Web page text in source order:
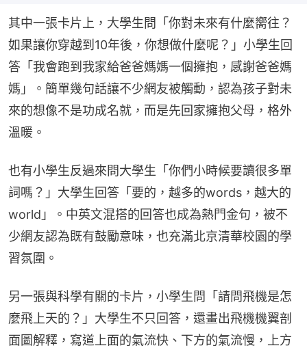
其中一張卡片上，大學生問「你對未來有什麼嚮往？
如果讓你穿越到10年後，你想做什麼呢？」小學生回
答「我會跑到我家給爸爸媽媽一個擁抱，感謝爸爸媽
媽」。簡單幾句話讓不少網友被觸動，認為孩子對未
來的想像不是功成名就，而是先回家擁抱父母，格外
溫暖。
也有小學生反過來問大學生「你們小時候要讀很多單
詞嗎？」大學生回答「要的，越多的words，越大的
world」。中英文混搭的回答也成為熱門金句，被不
少網友認為既有鼓勵意味，也充滿北京清華校園的學
習氛圍。
另一張與科學有關的卡片，小學生問「請問飛機是怎
麼飛上天的？」大學生不只回答，還畫出飛機機翼剖
面圖解釋，寫道上面的氣流快、下方的氣流慢，上方